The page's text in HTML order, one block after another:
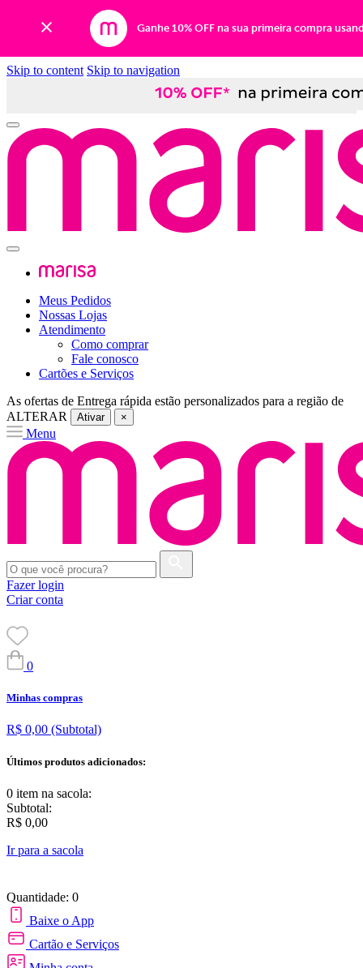
Ganhe 10% OFF na sua primeira compra
Skip to content Skip to navigation
Meus Pedidos
Nossas Lojas
Atendimento
Como comprar
Fale conosco
Cartões e Serviços
As ofertas de Entrega rápida estão personalizados para a região de
ALTERAR
Ativar ×
Menu
Fazer login
Criar conta
0
Minhas compras
R$ 0,00 (Subtotal)
Últimos produtos adicionados:
0 item na sacola:
Subtotal:
R$ 0,00
Ir para a sacola
Quantidade: 0
Baixe o App
Cartão e Serviços